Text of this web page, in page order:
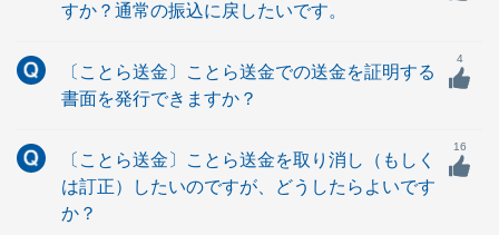
すか？通常の振込に戻したいです。
〔ことら送金〕ことら送金での送金を証明する
書面を発行できますか？
4
〔ことら送金〕ことら送金を取り消し（もしく
は訂正）したいのですが、どうしたらよいです
か？
16